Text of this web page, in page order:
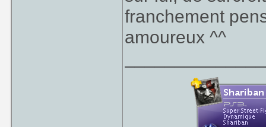
franchement
amoureux ^^